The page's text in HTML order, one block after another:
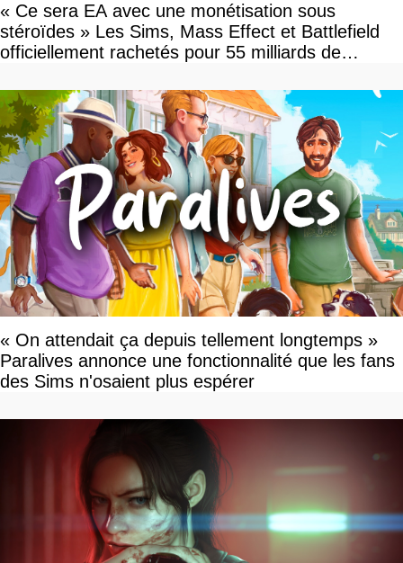
« Ce sera EA avec une monétisation sous
stéroïdes » Les Sims, Mass Effect et Battlefield
officiellement rachetés pour 55 milliards de
« On attendait ça depuis tellement longtemps »
Paralives annonce une fonctionnalité que les fans
des Sims n'osaient plus espérer